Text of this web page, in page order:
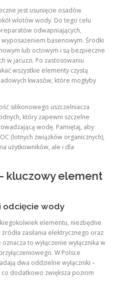
jest usunięcie osadów
wlotów wody. Do tego celu
odwapniających,
basenowym. Środki
lub octowym i są bezpieczne
w jacuzzi. Po zastosowaniu
wszystkie elementy czystą
kwasów, które mogłyby
silikonowego uszczelniacza
który zapewni szczelne
wodę. Pamiętaj, aby
(lotnych związków organicznych),
użytkowników, ale i dla
kluczowy element
odcięcie wody
elementu, niezbędne
zasilania elektrycznego oraz
to wyłączenie wyłącznika w
W Polsce
dwa oddzielne wyłączniki –
dodatkowo zwiększa poziom